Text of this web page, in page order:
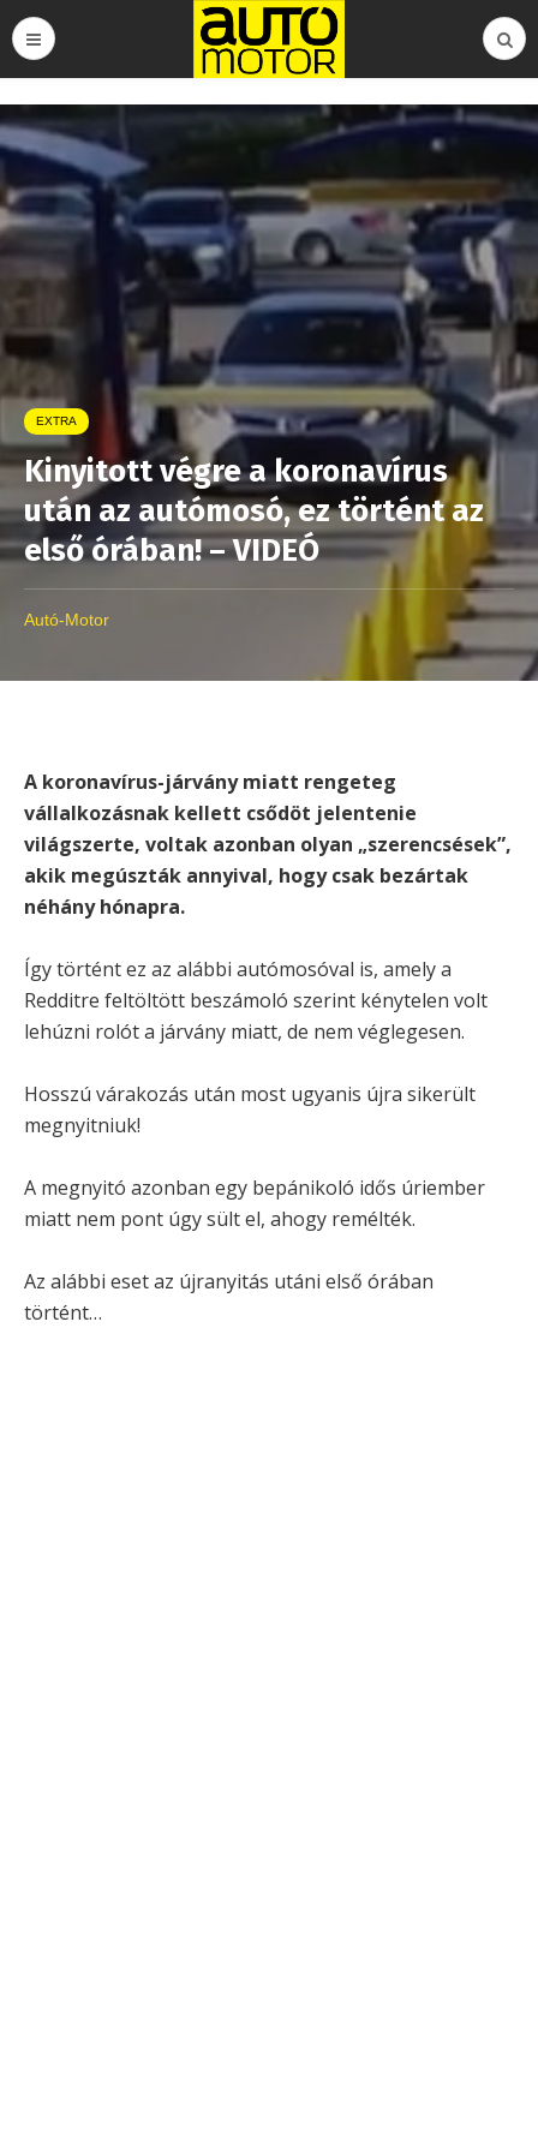
EXTRA
Kinyitott végre a koronavírus
után az autómosó, ez történt az
első órában! – VIDEÓ
Autó-Motor
A koronavírus-járvány miatt rengeteg
vállalkozásnak kellett csődöt jelentenie
világszerte, voltak azonban olyan „szerencsések”,
akik megúszták annyival, hogy csak bezártak
néhány hónapra.
Így történt ez az alábbi autómosóval is, amely a
Redditre feltöltött beszámoló szerint kénytelen volt
lehúzni rolót a járvány miatt, de nem véglegesen.
Hosszú várakozás után most ugyanis újra sikerült
megnyitniuk!
A megnyitó azonban egy bepánikoló idős úriember
miatt nem pont úgy sült el, ahogy remélték.
Az alábbi eset az újranyitás utáni első órában
történt…